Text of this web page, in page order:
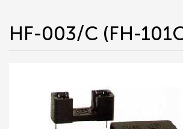
HF-003/C (FH-